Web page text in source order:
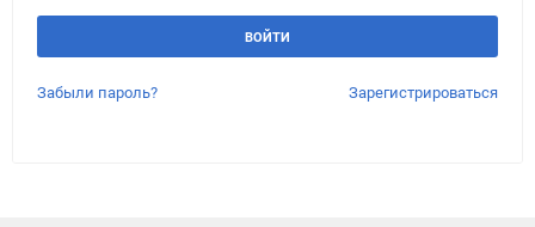
Забыли пароль? Зарегистрироваться